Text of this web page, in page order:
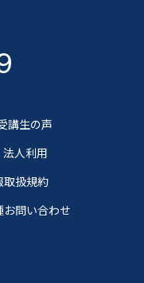
講生の声
法人利用
取扱規約
お問い合わせ